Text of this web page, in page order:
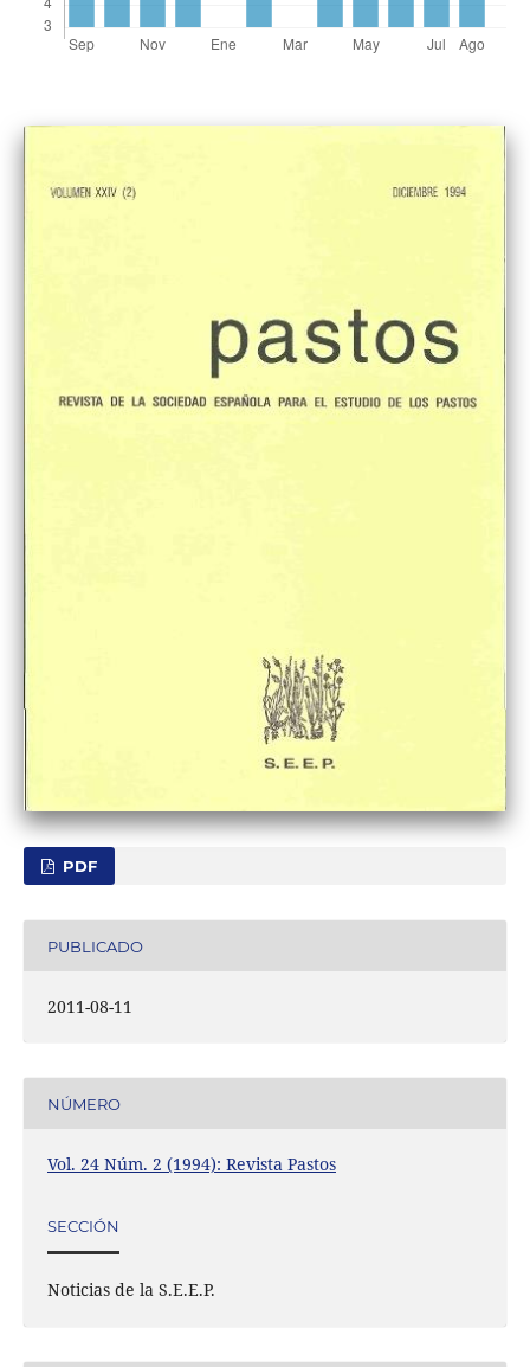
PDF
PUBLICADO
2011-08-11
NÚMERO
Vol. 24 Núm. 2 (1994): Revista Pastos
SECCIÓN
Noticias de la S.E.E.P.